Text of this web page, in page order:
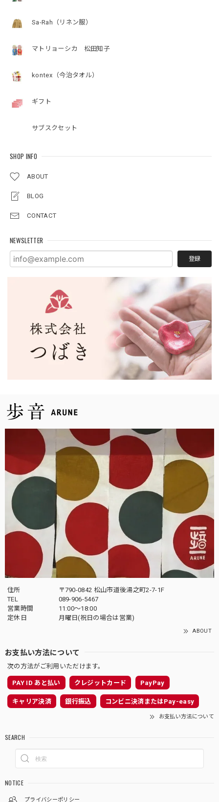
Sa-Rah（リネン服）
マトリョーシカ 松田知子
kontex（今治タオル）
ギフト
サブスクセット
SHOP INFO
ABOUT
BLOG
CONTACT
NEWSLETTER
登録
住所
〒790-0842 松山市道後湯之町2-7-1F
TEL
089-906-5467
営業時間
11:00〜18:00
定休日
月曜日(祝日の場合は営業)
ABOUT
お支払い方法について
次の方法がご利用いただけます。
PAY ID あと払い クレジットカード PayPay
キャリア決済 銀行振込 コンビニ決済またはPay-easy
お支払い方法について
SEARCH
NOTICE
プライバシーポリシー